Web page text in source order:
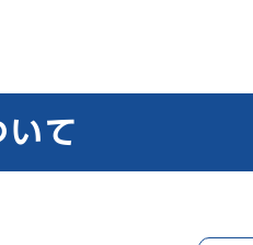
いて